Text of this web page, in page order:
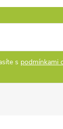
s podmínkami